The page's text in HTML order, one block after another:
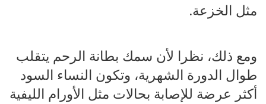
مثل الخزعة.
ومع ذلك، نظرا لأن سمك بطانة الرحم يتقلب
طوال الدورة الشهرية، وتكون النساء السود
أكثر عرضة للإصابة بحالات مثل الأورام الليفية